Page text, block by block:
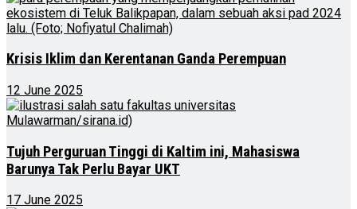
Krisis Iklim dan Kerentanan Ganda Perempuan
12 June 2025
Tujuh Perguruan Tinggi di Kaltim ini, Mahasiswa
Barunya Tak Perlu Bayar UKT
17 June 2025